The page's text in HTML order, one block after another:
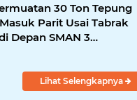
30 Ton Tepung
Parit Usai Tabrak
Depan SMAN 3
Satu Orang Tewas
Lihat Selengkapnya